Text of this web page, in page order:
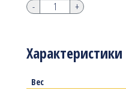
Характеристики
Вес
- +